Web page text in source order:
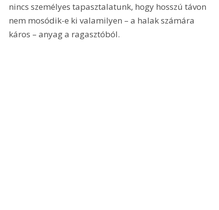
nincs személyes tapasztalatunk, hogy hosszú távon
nem mosódik-e ki valamilyen – a halak számára
káros – anyag a ragasztóból.